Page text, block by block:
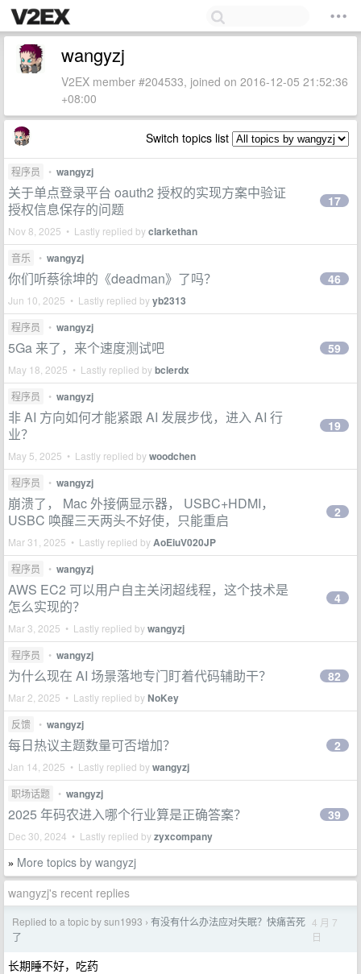
wangyzj
V2EX member #204533, joined on 2016-12-05 21:52:36
+08:00
Switch topics list
程序员 • wangyzj
关于单点登录平台 oauth2 授权的实现方案中验证
授权信息保存的问题
Nov 8, 2025 • Lastly replied byclarkethan
17
音乐 • wangyzj
你们听蔡徐坤的《deadman》了吗？
Jun 10, 2025 • Lastly replied byyb2313
46
程序员 • wangyzj
5Ga 来了，来个速度测试吧
May 18, 2025 • Lastly replied bybclerdx
59
程序员 • wangyzj
非 AI 方向如何才能紧跟 AI 发展步伐，进入 AI 行
业？
May 5, 2025 • Lastly replied bywoodchen
19
程序员 • wangyzj
崩溃了， Mac 外接俩显示器， USBC+HDMI，
USBC 唤醒三天两头不好使，只能重启
Mar 31, 2025 • Lastly replied byAoEiuV020JP
2
程序员 • wangyzj
AWS EC2 可以用户自主关闭超线程，这个技术是
怎么实现的？
Mar 3, 2025 • Lastly replied bywangyzj
4
程序员 • wangyzj
为什么现在 AI 场景落地专门盯着代码辅助干？
Mar 2, 2025 • Lastly replied byNoKey
82
反馈 • wangyzj
每日热议主题数量可否增加？
Jan 14, 2025 • Lastly replied bywangyzj
2
职场话题 • wangyzj
2025 年码农进入哪个行业算是正确答案？
Dec 30, 2024 • Lastly replied byzyxcompany
39
» More topics by wangyzj
wangyzj's recent replies
Replied to a topic by sun1993 › 有没有什么办法应对失眠？快痛苦死
了
4 月 7
日
长期睡不好，吃药